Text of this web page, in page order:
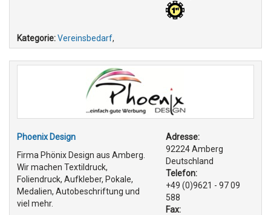
Kategorie:Vereinsbedarf,
Phoenix Design
Firma Phönix Design aus Amberg.
Wir machen Textildruck,
Foliendruck, Aufkleber, Pokale,
Medalien, Autobeschriftung und
viel mehr.
Adresse:
92224 Amberg
Deutschland
Telefon:
+49 (0)9621 - 97 09
588
Fax: